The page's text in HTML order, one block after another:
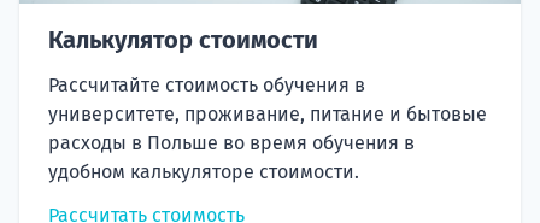
Калькулятор стоимости
Рассчитайте стоимость обучения в
университете, проживание, питание и бытовые
расходы в Польше во время обучения в
удобном калькуляторе стоимости.
Рассчитать стоимость